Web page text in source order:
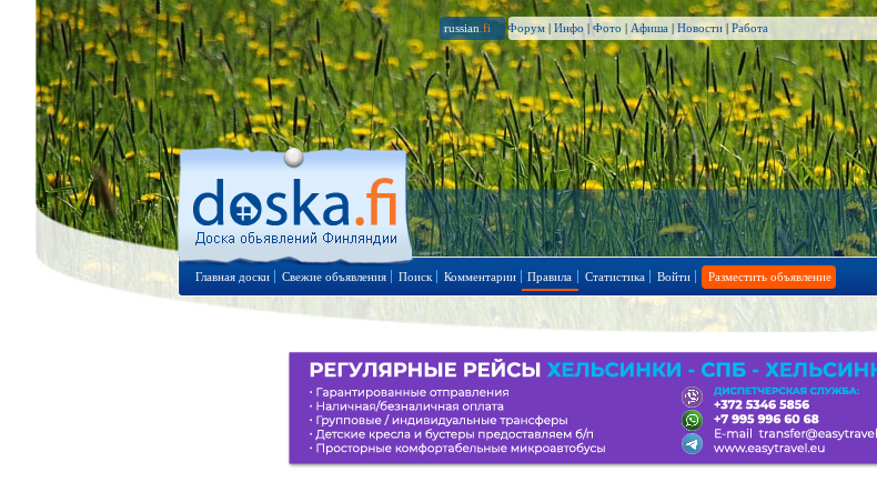
russian .fi Форум | Инфо | Фото | Афиша | Новости | Работа
Главная доски Свежие объявления Поиск Комментарии Правила Статистика Войти Разместить объявление